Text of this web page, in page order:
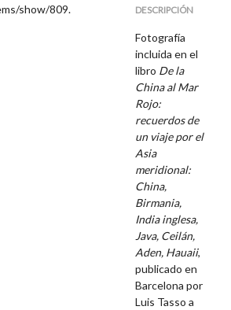
show/809. DESCRIPCIÓN
Fotografía
incluida en el
libro De la
China al Mar
Rojo:
recuerdos de
un viaje por el
Asia
meridional:
China,
Birmania,
India inglesa,
Java, Ceilán,
Aden, Hauaii,
publicado en
Barcelona por
Luis Tasso a